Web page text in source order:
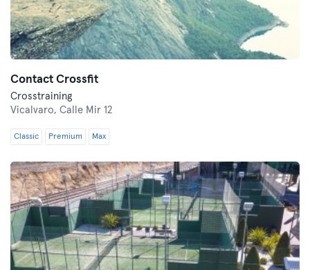
Contact Crossfit
Crosstraining
Vicalvaro, Calle Mir 12
Classic Premium Max